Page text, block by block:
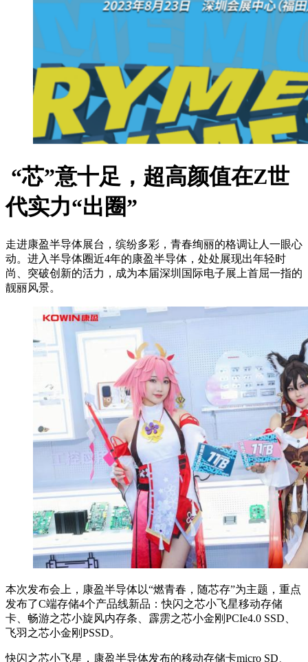
“芯”意十足，超高颜值在Z世
代实力“出圈”
走进康盈半导体展台，缤纷多彩，青春绚丽的格调让人一眼心
动。进入半导体圈近4年的康盈半导体，处处展现出年轻时
尚、突破创新的活力，成为本届深圳国际电子展上首屈一指的
靓丽风景。
本次发布会上，康盈半导体以“燃青春，随芯存”为主题，重点
发布了C端存储4个产品线新品：快闪之芯小飞星移动存储
卡、畅游之芯小旋风内存条、霹雳之芯小金刚PCIe4.0 SSD、
飞羽之芯小金刚PSSD。
快闪之芯小飞星，康盈半导体发布的移动存储卡micro SD、